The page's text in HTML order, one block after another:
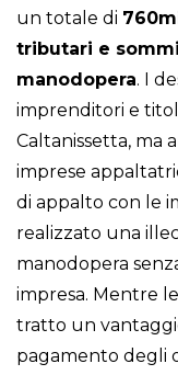
un totale di
tributari e
manodopera. I
imprenditori e
Caltanissetta, ma
imprese
di appalto con le
realizzato una
manodopera
impresa. Mentre
tratto un
pagamento degli